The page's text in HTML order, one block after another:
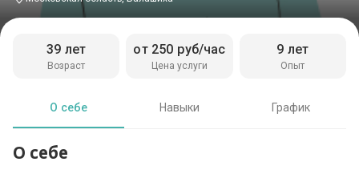
Возраст
39 лет
Цена услуги
от 250 руб/час
Опыт
9 лет
О себе Навыки График
О себе